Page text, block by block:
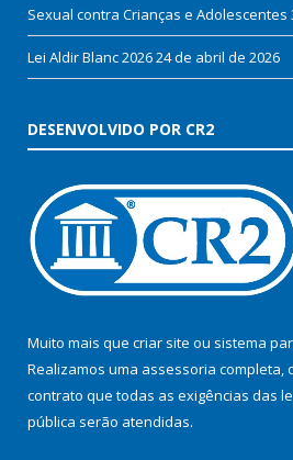
Sexual contra Crianças e Adolescentes
Lei Aldir Blanc 202624 de abril de 2026
DESENVOLVIDO POR CR2
Muito mais que criar site ou sistema
Realizamos uma assessoria completa,
contrato que todas as exigências das
pública serão atendidas.